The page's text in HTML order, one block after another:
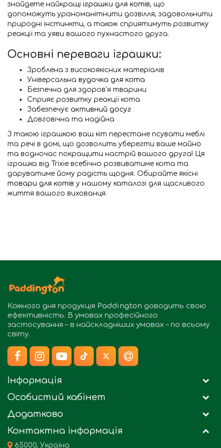
знайдете найкращі іграшки для котів, що
допоможуть урізноманітнити дозвілля, задовольнити
природні інстинкти, а також сприятимуть розвитку
реакції та уяви вашого пухнастого друга.
Основні переваги іграшки:
Зроблена з високоякісних матеріалів
Універсальна вудочка для кота
Безпечна для здоров'я тварини
Сприяє розвитку реакції кота
Забезпечує активний досуг
Довговічна та надійна
З такою іграшкою ваш кіт перестане псувати меблі
та речі в домі, що дозволить уберегти ваше майно
та водночас покращити настрій вашого друга! Ця
іграшка від Trixie всебічно розвиватиме кота та
даруватиме йому радість щодня. Обирайте якісні
товари для котів у нашому каталозі для щасливого
життя вашого вихованця.
Кожного дня продукція Paddington доводить свою
ефективність. В умовах професійного
застосування – в найскладніших умовах – по всьому
світу.
Інформація
Особистий кабінет
Додатково
Контактна інформація
65000, Україна